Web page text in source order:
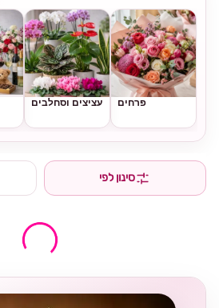
פרחים עציצים וסחלבים
סינון לפי